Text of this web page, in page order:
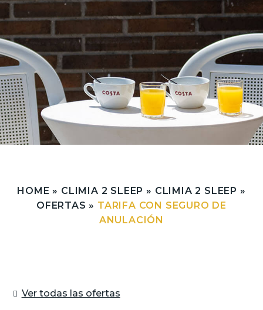
HOME » CLIMIA 2 SLEEP » CLIMIA 2 SLEEP »
OFERTAS » TARIFA CON SEGURO DE
ANULACIÓN
Ver todas las ofertas